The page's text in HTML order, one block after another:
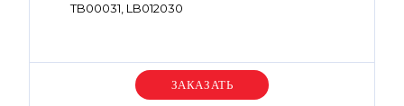
TB00031, LB012030
Уточняйте цену